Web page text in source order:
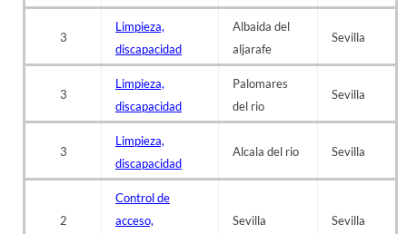
3
Limpieza,
discapacidad
Albaida del
aljarafe
Sevilla
3
Limpieza,
discapacidad
Palomares
del rio
Sevilla
3
Limpieza,
discapacidad
Alcala del rio Sevilla
2
Control de
acceso,
Sevilla Sevilla